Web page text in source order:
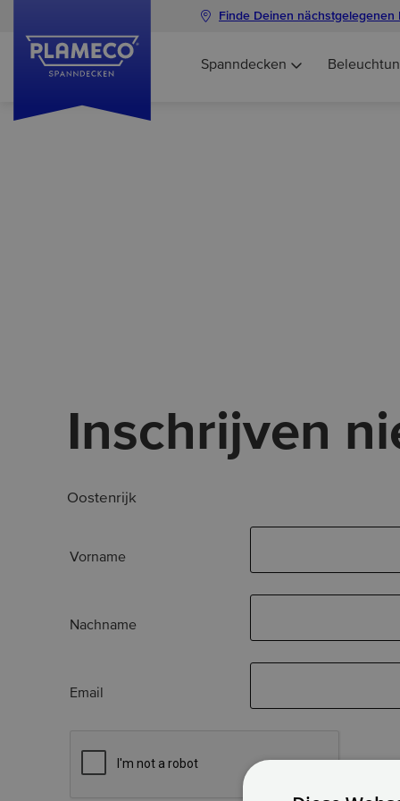
Finde Deinen nächstgelegenen
Spanndecken
Inschrijven
Oostenrijk
Vorname
Nachname
Email